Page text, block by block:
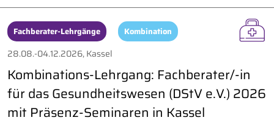
Fachberater-Lehrgänge Kombination
28.08.-04.12.2026, Kassel
Kombinations-Lehrgang: Fachberater/-in
für das Gesundheitswesen (DStV e.V.) 2026
mit Präsenz-Seminaren in Kassel